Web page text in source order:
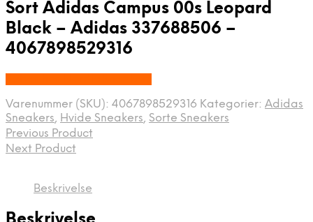
Sort Adidas Campus 00s Leopard
Black – Adidas 337688506 –
4067898529316
Varenummer (SKU): 4067898529316 Kategorier: Adidas
Sneakers, Hvide Sneakers, Sorte Sneakers
Previous Product
Next Product
Beskrivelse